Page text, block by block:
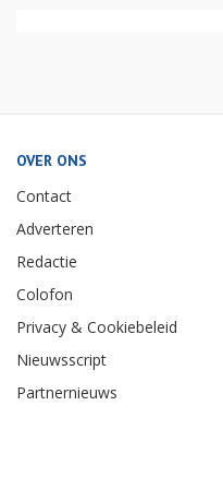
OVER ONS
Contact
Adverteren
Redactie
Colofon
Privacy & Cookiebeleid
Nieuwsscript
Partnernieuws